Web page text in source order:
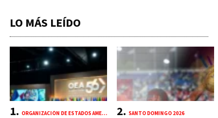
LO MÁS LEÍDO
ORGANIZACIÓN DE ESTADOS AMERICANOS (OEA) SANTO DOMINGO 2026